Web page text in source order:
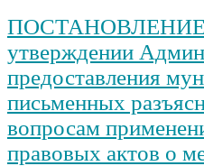
ПОСТАНОВЛЕНИЕ
утверждении
предоставления
письменных
вопросам
правовых актов о